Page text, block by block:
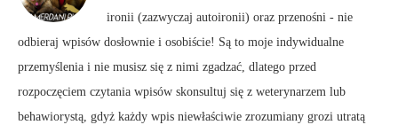
ironii (zazwyczaj autoironii) oraz przenośni - nie
odbieraj wpisów dosłownie i osobiście! Są to moje indywidualne
przemyślenia i nie musisz się z nimi zgadzać, dlatego przed
rozpoczęciem czytania wpisów skonsultuj się z weterynarzem lub
behawiorystą, gdyż każdy wpis niewłaściwie zrozumiany grozi utratą